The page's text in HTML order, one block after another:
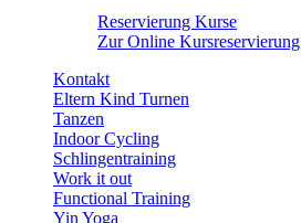
Reservierung Kurse
Zur Online Kursreservierung
Kontakt
Eltern Kind Turnen
Tanzen
Indoor Cycling
Schlingentraining
Work it out
Functional Training
Yin Yoga